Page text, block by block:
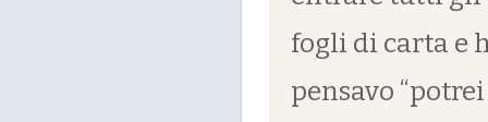
fogli di carta e
pensavo